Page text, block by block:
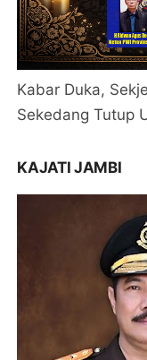
Kabar Duka,
Sekedang Tutup
KAJATI JAMBI